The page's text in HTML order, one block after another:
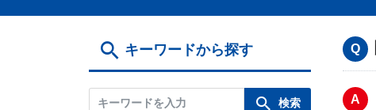
キーワードから探す